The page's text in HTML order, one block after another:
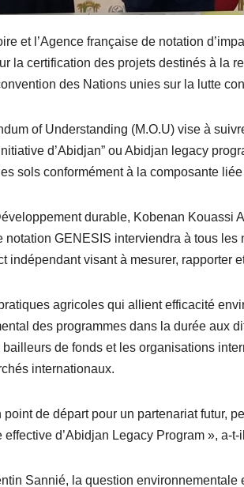
et l’Agence française de notation
la certification des projets destinés à la
des Nations unies sur la lutte
of Understanding (M.O.U) vise à
d’Abidjan” ou Abidjan legacy
sols conformément à la composante
durable, Kobenan Kouassi
notation GENESIS interviendra à tous
indépendant visant à mesurer, rapporter
pratiques agricoles qui allient efficacité
des programmes dans la durée aux
bailleurs de fonds et les organisations
internationaux.
de départ pour un partenariat futur,
d’Abidjan Legacy Program », a-t-
Sannié, la question environnementale